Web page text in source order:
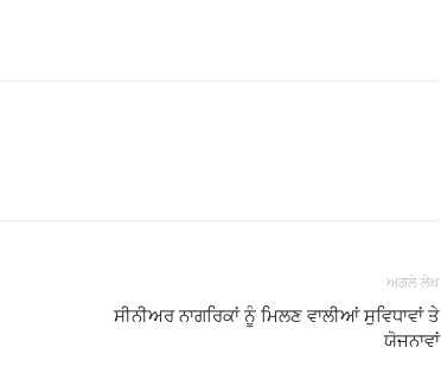
ਅਗਲੇ ਲੇਖ
ਸੀਨੀਅਰ ਨਾਗਰਿਕਾਂ ਨੂੰ ਮਿਲਣ ਵਾਲੀਆਂ ਸੁਵਿਧਾਵਾਂ ਤੇ
ਯੋਜਨਾਵਾਂ